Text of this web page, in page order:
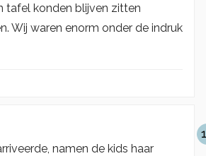
tafel konden blijven zitten
Wij waren enorm onder de indruk
namen de kids haar